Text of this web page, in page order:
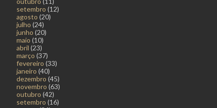
setembro (12)
agosto (20)
julho (24)
junho (20)
maio (10)
abril (23)
março (37)
fevereiro (33)
janeiro (40)
dezembro (45)
novembro (63)
outubro (42)
setembro (16)